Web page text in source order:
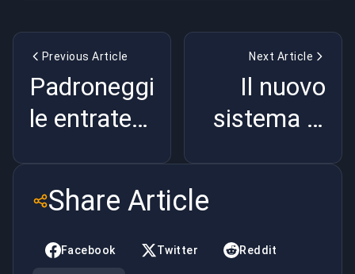
Previous Article
Padroneggiare
le entrate
su Ancient
in Counter-
Strike 2
Next Article
Il nuovo
sistema di
Un'evoluzione
competitiva
Share Article
Facebook Twitter Reddit